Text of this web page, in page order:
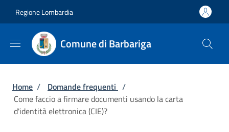
Regione Lombardia
Comune di Barbariga
Briciole di pane
Home / Domande frequenti /
Come faccio a firmare documenti usando la carta
d'identità elettronica (CIE)?